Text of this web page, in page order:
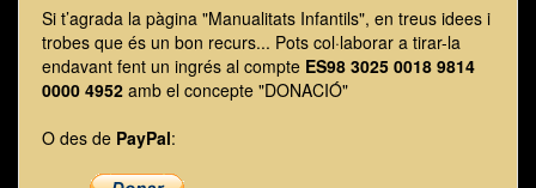
Si t’agrada la pàgina "Manualitats Infantils", en treus idees i
trobes que és un bon recurs... Pots col·laborar a tirar-la
endavant fent un ingrés al compte ES98 3025 0018 9814
0000 4952 amb el concepte "DONACIÓ"
O des de PayPal: